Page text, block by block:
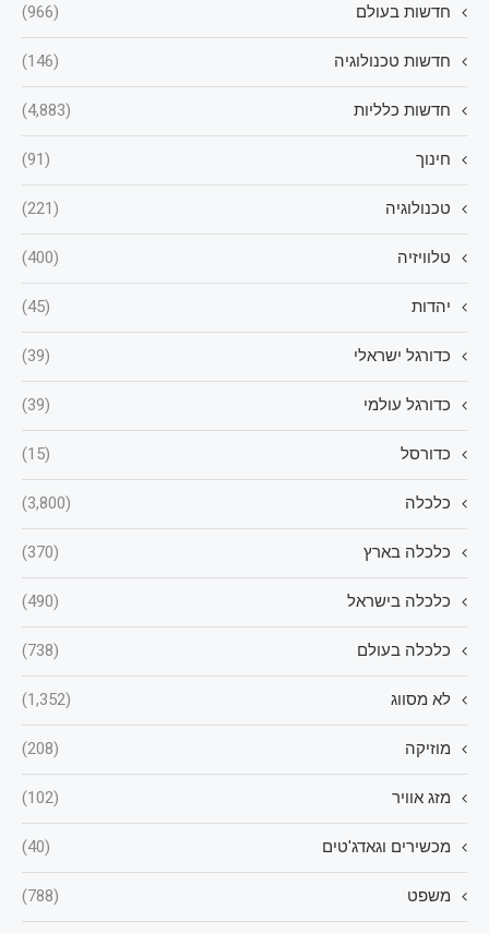
חדשות בעולם (966)
חדשות טכנולוגיה (146)
חדשות כלליות (4,883)
חינוך (91)
טכנולוגיה (221)
טלוויזיה (400)
יהדות (45)
כדורגל ישראלי (39)
כדורגל עולמי (39)
כדורסל (15)
כלכלה (3,800)
כלכלה בארץ (370)
כלכלה בישראל (490)
כלכלה בעולם (738)
לא מסווג (1,352)
מוזיקה (208)
מזג אוויר (102)
מכשירים וגאדג'טים (40)
משפט (788)